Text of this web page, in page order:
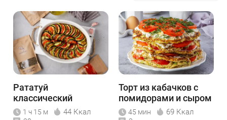
Рататуй
классический
1 ч 15 м 44 Ккал
Торт из кабачков с
помидорами и сыром
45 мин 69 Ккал